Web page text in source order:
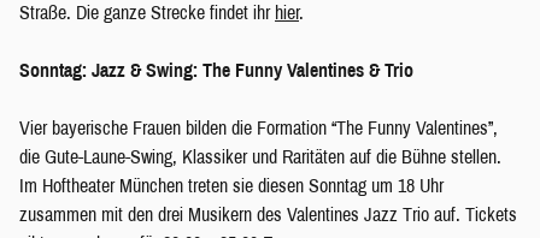
Straße. Die ganze Strecke findet ihr hier.
Sonntag: Jazz & Swing: The Funny Valentines & Trio
Vier bayerische Frauen bilden die Formation “The Funny Valentines”,
die Gute-Laune-Swing, Klassiker und Raritäten auf die Bühne stellen.
Im Hoftheater München treten sie diesen Sonntag um 18 Uhr
zusammen mit den drei Musikern des Valentines Jazz Trio auf. Tickets